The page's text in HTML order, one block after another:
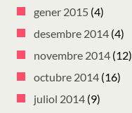
gener 2015 (4)
desembre 2014 (4)
novembre 2014 (12)
octubre 2014 (16)
juliol 2014 (9)